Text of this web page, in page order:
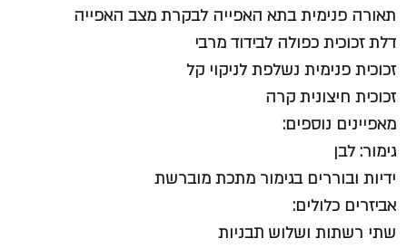
תאורה פנימית בתא האפייה לבקרת מצב האפייה
דלת זכוכית כפולה לבידוד מרבי
זכוכית פנימית נשלפת לניקוי קל
זכוכית חיצונית קרה
מאפיינים נוספים:
גימור: לבן
ידיות ובוררים בגימור מתכת מוברשת
אביזרים כלולים:
שתי רשתות ושלוש תבניות